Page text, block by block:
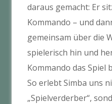
daraus gemacht: Er
Kommando – und
gemeinsam über die
spielerisch hin und
Kommando das Spiel
So erlebt Simba uns
„Spielverderber“,